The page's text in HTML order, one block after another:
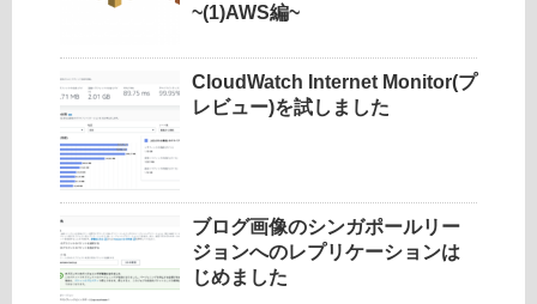
~(1)AWS編~
CloudWatch Internet Monitor(プ
レビュー)を試しました
ブログ画像のシンガポールリー
ジョンへのレプリケーションは
じめました